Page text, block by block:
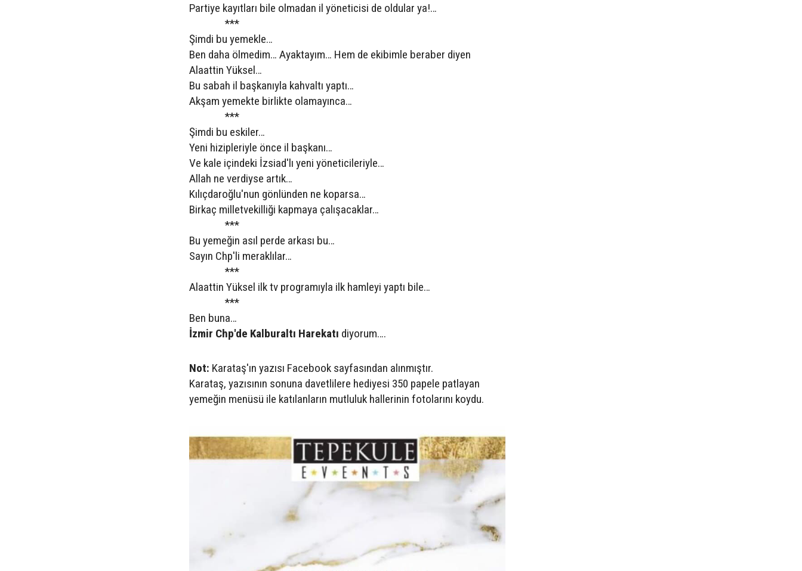
Partiye kayıtları bile olmadan il yöneticisi de oldular ya!…
***
Şimdi bu yemekle…
Ben daha ölmedim… Ayaktayım… Hem de ekibimle beraber diyen
Alaattin Yüksel…
Bu sabah il başkanıyla kahvaltı yaptı…
Akşam yemekte birlikte olamayınca…
***
Şimdi bu eskiler…
Yeni hizipleriyle önce il başkanı…
Ve kale içindeki İzsiad'lı yeni yöneticileriyle…
Allah ne verdiyse artık…
Kılıçdaroğlu'nun gönlünden ne koparsa…
Birkaç milletvekilliği kapmaya çalışacaklar…
***
Bu yemeğin asıl perde arkası bu…
Sayın Chp'li meraklılar…
***
Alaattin Yüksel ilk tv programıyla ilk hamleyi yaptı bile…
***
Ben buna…
İzmir Chp'de Kalburaltı Harekatı diyorum….
Not: Karataş'ın yazısı Facebook sayfasından alınmıştır.
Karataş, yazısının sonuna davetlilere hediyesi 350 papele patlayan
yemeğin menüsü ile katılanların mutluluk hallerinin fotolarını koydu.